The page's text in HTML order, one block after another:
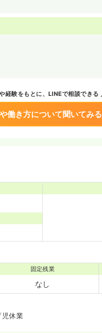
経験をもとに、LINEで相談できる
働き方について聞いてみる
固定残業
なし
児休業